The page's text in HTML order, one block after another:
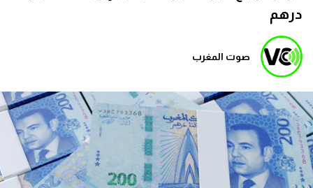
درهم
صوت المغرب